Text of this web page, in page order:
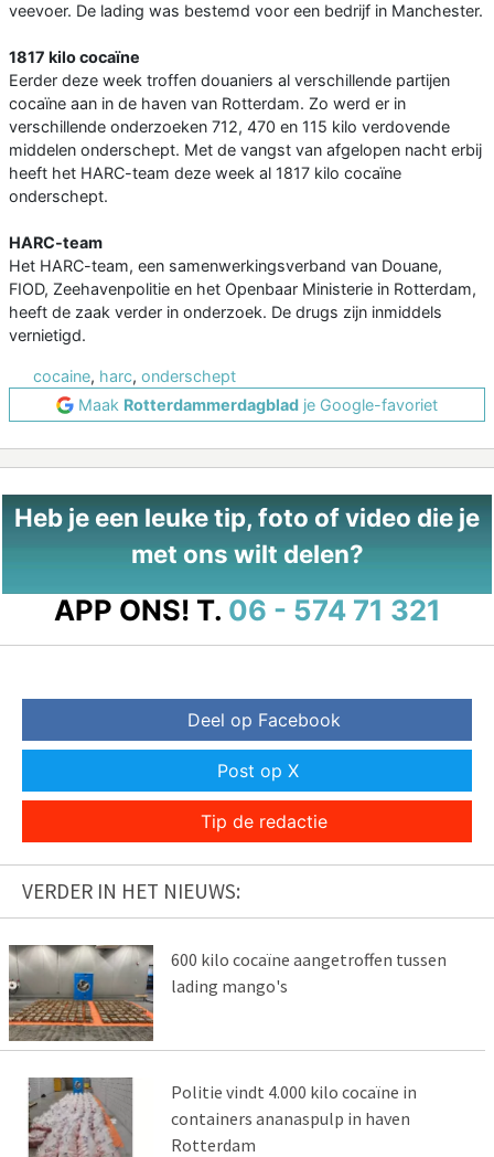
veevoer. De lading was bestemd voor een bedrijf in Manchester.
1817 kilo cocaïne
Eerder deze week troffen douaniers al verschillende partijen
cocaïne aan in de haven van Rotterdam. Zo werd er in
verschillende onderzoeken 712, 470 en 115 kilo verdovende
middelen onderschept. Met de vangst van afgelopen nacht erbij
heeft het HARC-team deze week al 1817 kilo cocaïne
onderschept.
HARC-team
Het HARC-team, een samenwerkingsverband van Douane,
FIOD, Zeehavenpolitie en het Openbaar Ministerie in Rotterdam,
heeft de zaak verder in onderzoek. De drugs zijn inmiddels
vernietigd.
cocaine, harc, onderschept
Maak Rotterdammerdagblad je Google-favoriet
Heb je een leuke tip, foto of video die je
met ons wilt delen?
APP ONS! T. 06 - 574 71 321
Deel op Facebook
Post op X
Tip de redactie
VERDER IN HET NIEUWS:
600 kilo cocaïne aangetroffen tussen
lading mango's
Politie vindt 4.000 kilo cocaïne in
containers ananaspulp in haven
Rotterdam